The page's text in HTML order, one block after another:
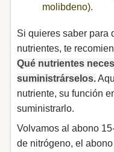
molibdeno).
Si quieres saber para
nutrientes, te
Qué nutrientes
suministrárselos.
nutriente, su función
suministrarlo.
Volvamos al abono
de nitrógeno, el abono